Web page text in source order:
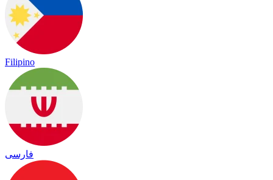
Filipino
فارسی